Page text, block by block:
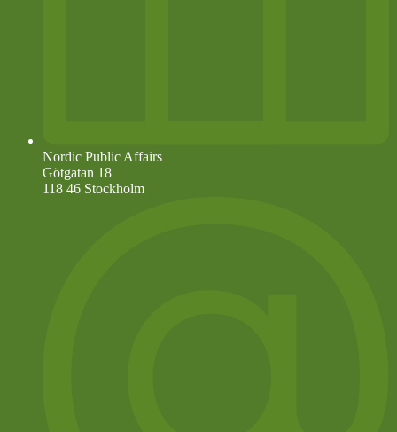
Nordic Public Affairs
Götgatan 18
118 46 Stockholm